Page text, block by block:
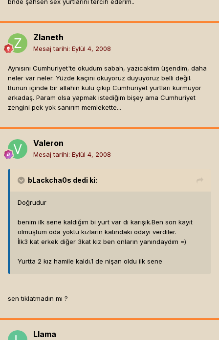
bnde şahsen sex yurtlarını tercih ederim..
Zlaneth
Mesaj tarihi: Eylül 4, 2008
Aynısını Cumhuriyet'te okudum sabah, yazıcaktım üşendim, daha
neler var neler. Yüzde kaçını okuyoruz duyuyoruz belli değil.
Bunun içinde bir allahın kulu çıkıp Cumhuriyet yurtları kurmuyor
arkadaş. Param olsa yapmak istediğim bişey ama Cumhuriyet
zengini pek yok sanırım memlekette...
Valeron
Mesaj tarihi: Eylül 4, 2008
bLackcha0s dedi ki:
Doğrudur
benim ilk sene kaldığım bi yurt var dı karışık.Ben son kayıt
olmuştum oda yoktu kızların katındaki odayı verdiler.
İlk3 kat erkek diğer 3kat kız ben onların yanındaydım =)
Yurtta 2 kız hamile kaldı.1 de nişan oldu ilk sene
sen tıklatmadın mı ?
Llama